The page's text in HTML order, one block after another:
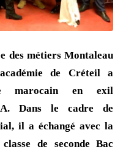
des métiers Montaleau
de Créteil a
marocain en exil
Dans le cadre de
il a échangé avec la
de seconde Bac